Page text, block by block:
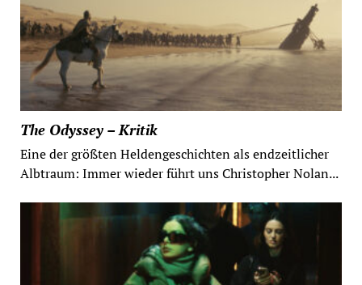
The Odyssey – Kritik
Eine der größten Heldengeschichten als endzeitlicher
Albtraum: Immer wieder führt uns Christopher Nolan...